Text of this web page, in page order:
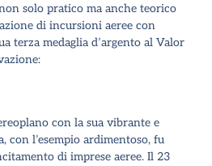
solo pratico ma anche teorico
di incursioni aeree con
terza medaglia d’argento al Valor
con la sua vibrante e
con l’esempio ardimentoso, fu
di imprese aeree. Il 23